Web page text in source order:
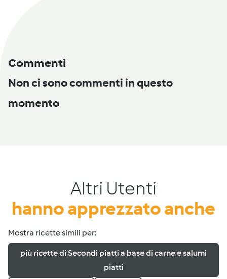
Commenti
Non ci sono commenti in questo
momento
Altri Utenti
hanno apprezzato anche
Mostra ricette simili per:
più ricette di Secondi piatti a base di carne e salumi
piatti